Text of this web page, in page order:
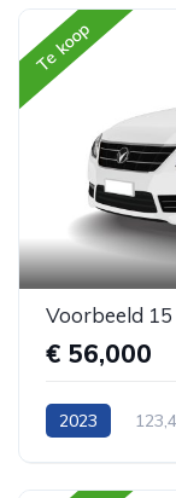
Te koop
Voorbeeld 15
€ 56,000
2023